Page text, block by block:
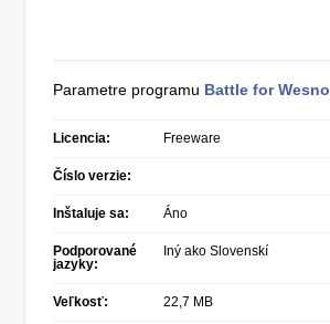
Parametre programu Battle for
Licencia: Freeware
Číslo verzie:
Inštaluje sa: Áno
Podporované
jazyky:
Iný ako Slovenskí
Veľkosť: 22,7 MB